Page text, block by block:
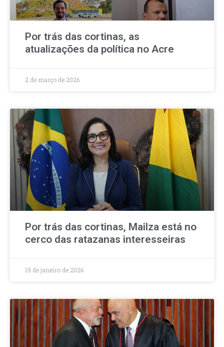
Por trás das cortinas, as
atualizações da política no Acre
2 de março de 2026
Por trás das cortinas, Mailza está no
cerco das ratazanas interesseiras
19 de janeiro de 2026